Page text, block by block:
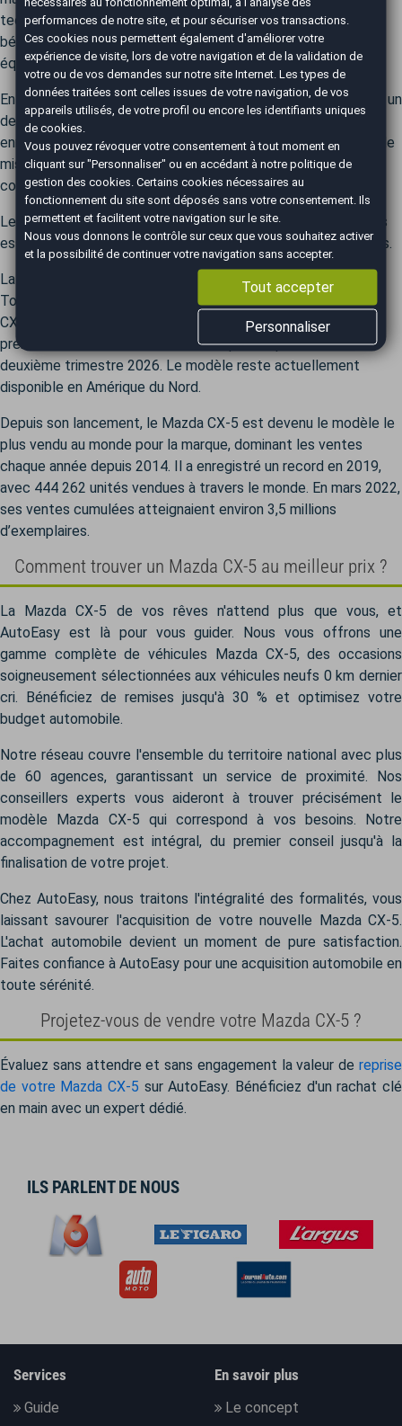
technologies embarquées et de confort. Cette version
bénéficie d’une silhouette plus moderne et de nombreux
équipements améliorés.
En 2022, un dernier restylage vient renforcer son attrait avec un
design encore plus raffiné, une gamme de motorisations
enrichie, dont l’intégration de versions hybrides, et une série de
mises à jour technologiques, améliorant ainsi l’expérience de
conduite.
Le Mazda CX-5 se distingue par une offre deux motorisations
essence et diesel, adaptée aux préférences des conducteurs.
La production du CX-5 en Europe prendra fin début 2025.
Toutefois, Mazda prévoit de dévoiler un nouveau modèle de
CX-5 d’ici fin 2025, équipé d’une motorisation hybride. Les
premières livraisons sont attendues pour le premier ou le
deuxième trimestre 2026. Le modèle reste actuellement
disponible en Amérique du Nord.
Depuis son lancement, le Mazda CX-5 est devenu le modèle le
plus vendu au monde pour la marque, dominant les ventes
chaque année depuis 2014. Il a enregistré un record en 2019,
avec 444 262 unités vendues à travers le monde. En mars 2022,
ses ventes cumulées atteignaient environ 3,5 millions
d’exemplaires.
Comment trouver un Mazda CX-5 au meilleur prix ?
La Mazda CX-5 de vos rêves n'attend plus que vous, et
AutoEasy est là pour vous guider. Nous vous offrons une
gamme complète de véhicules Mazda CX-5, des occasions
soigneusement sélectionnées aux véhicules neufs 0 km dernier
cri. Bénéficiez de remises jusqu'à 30 % et optimisez votre
budget automobile.
Notre réseau couvre l'ensemble du territoire national avec plus
de 60 agences, garantissant un service de proximité. Nos
conseillers experts vous aideront à trouver précisément le
modèle Mazda CX-5 qui correspond à vos besoins. Notre
accompagnement est intégral, du premier conseil jusqu'à la
finalisation de votre projet.
Chez AutoEasy, nous traitons l'intégralité des formalités, vous
laissant savourer l'acquisition de votre nouvelle Mazda CX-5.
L'achat automobile devient un moment de pure satisfaction.
Faites confiance à AutoEasy pour une acquisition automobile en
toute sérénité.
Projetez-vous de vendre votre Mazda CX-5 ?
Évaluez sans attendre et sans engagement la valeur de reprise
de votre Mazda CX-5 sur AutoEasy. Bénéficiez d'un rachat clé
en main avec un expert dédié.
ILS PARLENT DE NOUS
Services
Guide
En savoir plus
Le concept
performances de notre site, et pour sécuriser vos transactions.
Ces cookies nous permettent également d'améliorer votre
expérience de visite, lors de votre navigation et de la validation de
votre ou de vos demandes sur notre site Internet. Les types de
données traitées sont celles issues de votre navigation, de vos
appareils utilisés, de votre profil ou encore les identifiants uniques
de cookies.
Vous pouvez révoquer votre consentement à tout moment en
cliquant sur "Personnaliser" ou en accédant à notrepolitique de
gestion des cookies . Certains cookies nécessaires au
fonctionnement du site sont déposés sans votre consentement. Ils
permettent et facilitent votre navigation sur le site.
Nous vous donnons le contrôle sur ceux que vous souhaitez activer
et la possibilité de continuer votre navigation sans accepter.
Tout accepter
Personnaliser